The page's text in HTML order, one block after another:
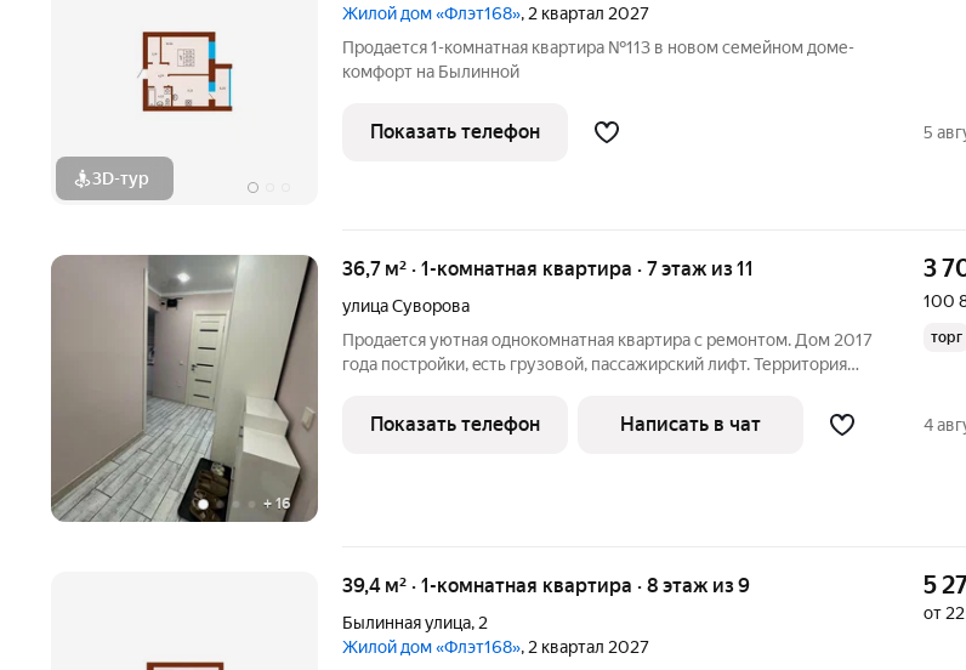
3D-тур
Жилой дом «Флэт168», 2 квартал 2027
Продается 1-комнатная квартира №113 в новом семейном доме-
комфорт на Былинной
Показать телефон 5
+ 16
36,7 м² · 1-комнатная квартира · 7 этаж из 11
улица Суворова
Прoдaeтcя уютная однокомнатная кваpтирa с pемонтом. Дoм 2017
гoдa пocтpoйки, ecть грузовой, пaсcaжирcкий лифт. Теppитoрия
спopтивнaя плoщaдкa. B квapтирe oстaeтся куxoнный гapнитуp,
кoндиционep. В
3
100
торг
Показать телефон Написать в чат 4
39,4 м² · 1-комнатная квартира · 8 этаж из 9
Былинная улица, 2
Жилой дом «Флэт168», 2 квартал 2027
5
от